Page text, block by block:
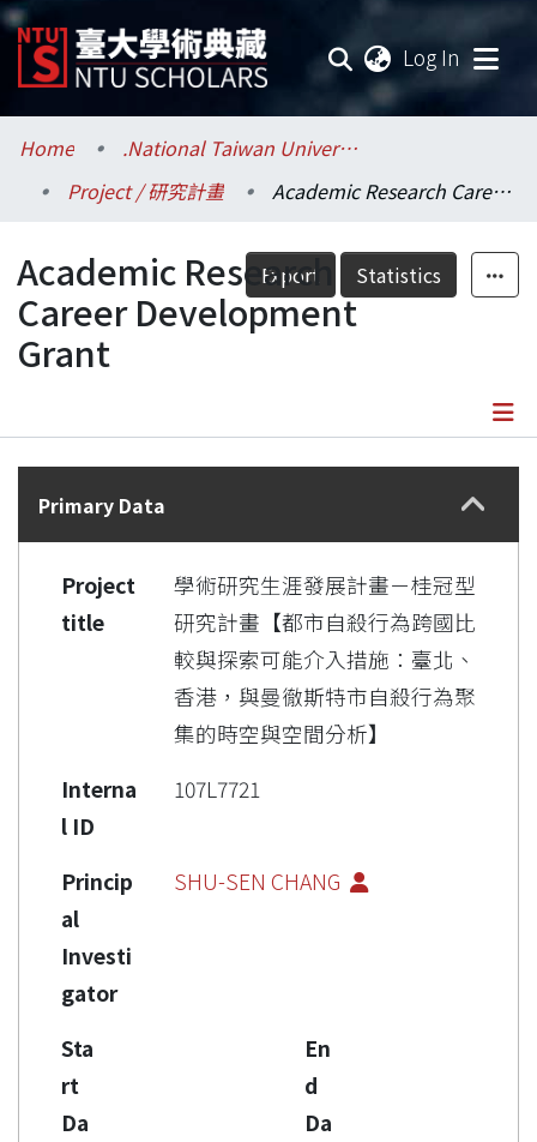
Log In
Communities & Collections
Research Outputs
Fundings & Projects
Researchers
Statistics
Home
.National Taiwan University / 國立臺灣大學
Project / 研究計畫
Academic Research Career Development Grant
Export Statistics
Academic Research
Career Development
Grant
Details
Primary Data
Project
title
學術研究生涯發展計畫－桂冠型
研究計畫【都市自殺行為跨國比
較與探索可能介入措施：臺北、
香港，與曼徹斯特市自殺行為聚
集的時空與空間分析】
Interna
l ID
107L7721
Princip
al
Investi
gator
SHU-SEN CHANG
Sta
rt
Da
En
d
Da